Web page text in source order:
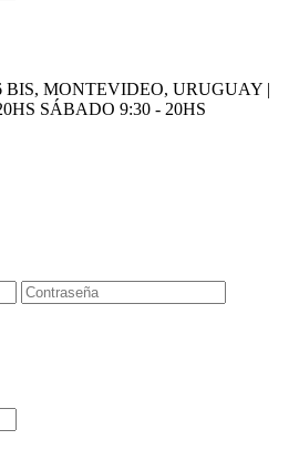
MONTEVIDEO, URUGUAY |
SÁBADO 9:30 - 20HS